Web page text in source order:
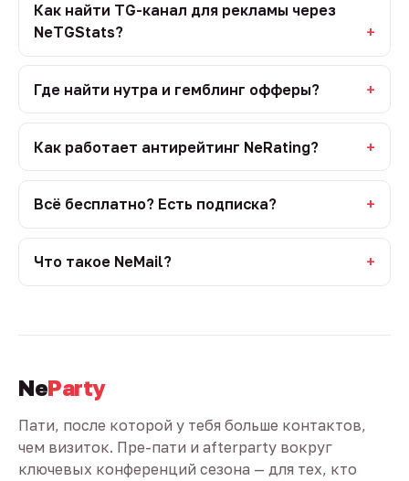
Как найти TG-канал для рекламы через
NeTGStats?
Где найти нутра и гемблинг офферы?
Как работает антирейтинг NeRating?
Всё бесплатно? Есть подписка?
Что такое NeMail?
NeParty
Пати, после которой у тебя больше контактов,
чем визиток. Пре-пати и afterparty вокруг
ключевых конференций сезона — для тех, кто